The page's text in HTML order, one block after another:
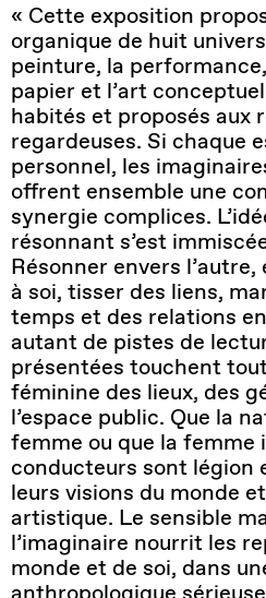
« Cette exposition
organique de huit
peinture, la
papier et l’art
habités et proposés aux
regardeuses. Si chaque
personnel, les
offrent ensemble une
synergie complices.
résonnant s’est
Résonner envers
à soi, tisser des liens,
temps et des relations
autant de pistes de
présentées touchent
féminine des lieux, des
l’espace public. Que la
femme ou que la femme
conducteurs sont légion
leurs visions du monde
artistique. Le sensible
l’imaginaire nourrit les
monde et de soi, dans